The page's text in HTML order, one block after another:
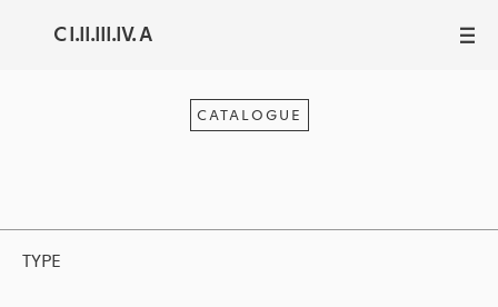
C I.II.III.IV. A III
CATALOGUE
TYPE